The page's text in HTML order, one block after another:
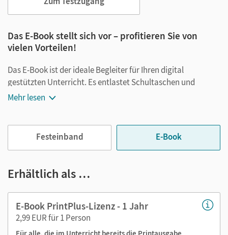
Das E-Book stellt sich vor – profitieren Sie von
vielen Vorteilen!
Das E-Book ist der ideale Begleiter für Ihren digital
gestützten Unterricht. Es entlastet Schultaschen und
Rucksäcke und ist jederzeit unkompliziert verfügbar.
Notizen erstellen
Text ergänzen
im Text suchen
zoomen
Mehr lesen
Festeinband E-Book
Erhältlich als …
E-Book PrintPlus-Lizenz - 1 Jahr
2,99 EUR für 1 Person